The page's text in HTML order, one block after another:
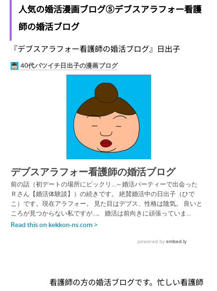
人気の婚活漫画ブログ⑤デブスアラフォー看護
師の婚活ブログ
『デブスアラフォー看護師の婚活ブログ』日出子
看護師の方の婚活ブログです。忙しい看護師